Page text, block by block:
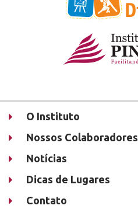
O Instituto
Nossos Colaboradores
Notícias
Dicas de Lugares
Contato